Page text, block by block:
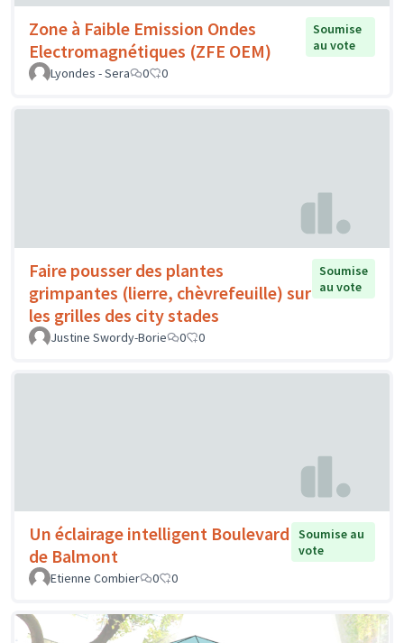
Zone à Faible Emission Ondes
Electromagnétiques (ZFE OEM)
Soumise
au vote
Lyondes - Sera
0 0
Faire pousser des plantes
grimpantes (lierre, chèvrefeuille) sur
les grilles des city stades
Soumise
au vote
Justine Swordy-Borie 0 0
Un éclairage intelligent Boulevard
de Balmont
Soumise au
vote
Etienne Combier
0 0